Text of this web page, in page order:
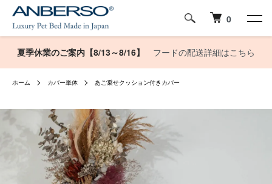
0
夏季休業のご案内【8/13～8/16】 フードの配送詳細はこちら
ホーム カバー単体 あご乗せクッション付きカバー